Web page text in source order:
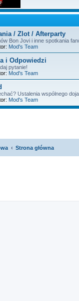
/ Zlot / Afterparty
Bon Jovi i inne spotkania
Mod's Team
i Odpowiedzi
pytanie!
Mod's Team
Ustalenia wspólnego
Mod's Team
Strona główna